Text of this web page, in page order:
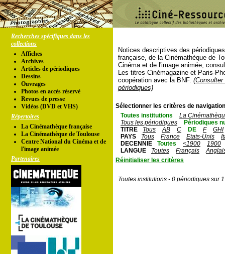
Recherches spécifiques dans les
collections
Affiches
Archives
Articles de périodiques
Dessins
Ouvrages
Photos en accés réservé
Revues de presse
Vidéos (DVD et VHS)
Répertoires
La Cinémathèque française
La Cinémathèque de Toulouse
Centre National du Cinéma et de
l'image animée
Partenaires
Notices descriptives des
française, de la Cinémathèque de
Cinéma et de l'image animée,
Les titres Cinémagazine et Paris-
coopération avec la BNF.
périodiques)
Sélectionner les critères de
Toutes institutions
La
Tous les périodiques
Périodiques
TITRE
Tous AB C DE F
GHI
PAYS
Tous France Etats-Unis
DECENNIE
Toutes <1900
1900
LANGUE
Toutes Français
Réinitialiser les critères
Toutes institutions - 0 périodiques sur